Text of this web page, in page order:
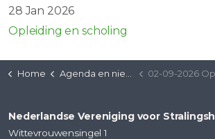
28 Jan 2026
Opleiding en scholing
Home Agenda en nieuws 02-09-2026 Opleiding SBD op het niveau van coördinerend deskundige (1)
Nederlandse Vereniging voor
Wittevrouwensingel 1